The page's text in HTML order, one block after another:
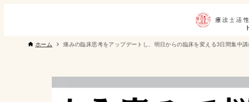
ホーム 痛みの臨床思考をアップデートし、明日からの臨床を変える3日間集中講